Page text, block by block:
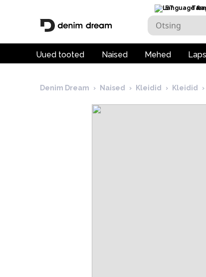
ET
Uued tooted Naised Mehed
Denim Dream › Naised › Kleidid › Kleidid ›